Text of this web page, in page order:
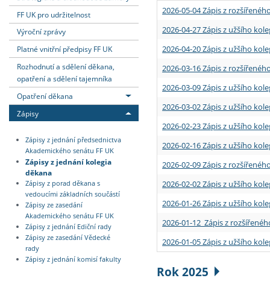
Absolventi fakulty
Vyjíždějící zaměstnanci
FF UK pro udržitelnost
Výroční zprávy
Platné vnitřní předpisy FF UK
Rozhodnutí a sdělení děkana,
opatření a sdělení tajemníka
Opatření děkana
Zápisy
Zápisy z jednání předsednictva
Akademického senátu FF UK
Zápisy z jednání kolegia
děkana
Zápisy z porad děkana s
vedoucími základních součástí
Zápisy ze zasedání
Akademického senátu FF UK
Zápisy z jednání Ediční rady
Zápisy ze zasedání Vědecké
rady
Zápisy z jednání komisí fakulty
2026-05-04 Zápis z
2026-04-27 Zápis z užšího
2026-04-20 Zápis z užšího
2026-03-16 Zápis z
2026-03-09 Zápis z užšího
2026-03-02 Zápis z užšího
2026-02-23 Zápis z užšího
2026-02-16 Zápis z užšího
2026-02-09 Zápis z
2026-02-02 Zápis z užšího
2026-01-26 Zápis z užšího
2026-01-12 Zápis z
2026-01-05 Zápis z užšího
Rok 2025